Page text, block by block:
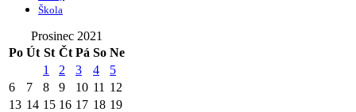
Škola
Prosinec 2021
Po Út St Čt Pá So Ne
1
2 3 4
5
6
7 8 9 10 11 12
13 14 15 16 17 18 19